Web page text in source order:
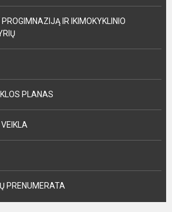
IR IKIMOKYKLINIO
PLANAS
PRENUMERATA